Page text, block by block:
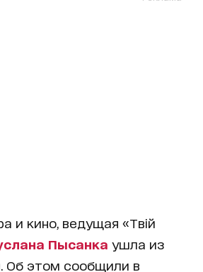
и кино, ведущая «Твій
Пысанка ушла из
Об этом сообщили в